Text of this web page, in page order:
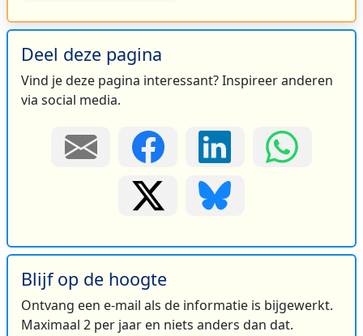
Deel deze pagina
Vind je deze pagina interessant? Inspireer anderen
via social media.
Blijf op de hoogte
Ontvang een e-mail als de informatie is bijgewerkt.
Maximaal 2 per jaar en niets anders dan dat.